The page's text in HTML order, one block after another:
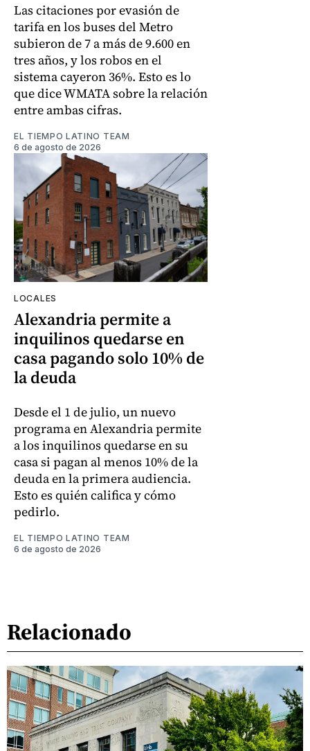
Las citaciones por evasión de
tarifa en los buses del Metro
subieron de 7 a más de 9.600 en
tres años, y los robos en el
sistema cayeron 36%. Esto es lo
que dice WMATA sobre la relación
entre ambas cifras.
EL TIEMPO LATINO TEAM
6 de agosto de 2026
LOCALES
Alexandria permite a
inquilinos quedarse en
casa pagando solo 10% de
la deuda
Desde el 1 de julio, un nuevo
programa en Alexandria permite
a los inquilinos quedarse en su
casa si pagan al menos 10% de la
deuda en la primera audiencia.
Esto es quién califica y cómo
pedirlo.
EL TIEMPO LATINO TEAM
6 de agosto de 2026
Relacionado